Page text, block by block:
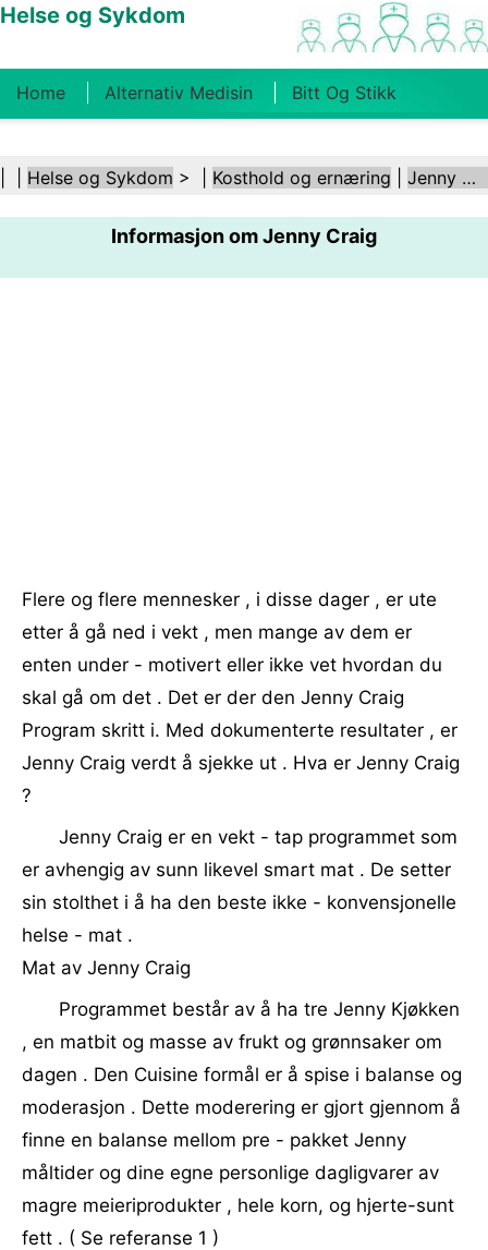
Helse og Sykdom
Home Alternativ Medisin Bitt Og Stikk
Kosthold Og Ernæring Familiehelse
Helsebransjen Psykisk Helse Folkehelse Og
Sikkerhet Kirurgi Og Prosedyrer Helse
Helse og Sykdom > | Kosthold og ernæring Jenny Craig
Informasjon om Jenny Craig
Flere og flere mennesker , i disse dager , er ute
etter å gå ned i vekt , men mange av dem er
enten under - motivert eller ikke vet hvordan du
skal gå om det . Det er der den Jenny Craig
Program skritt i. Med dokumenterte resultater , er
Jenny Craig verdt å sjekke ut . Hva er Jenny Craig
?
Jenny Craig er en vekt - tap programmet som
er avhengig av sunn likevel smart mat . De setter
sin stolthet i å ha den beste ikke - konvensjonelle
helse - mat .
Mat av Jenny Craig
Programmet består av å ha tre Jenny Kjøkken
, en matbit og masse av frukt og grønnsaker om
dagen . Den Cuisine formål er å spise i balanse og
moderasjon . Dette moderering er gjort gjennom å
finne en balanse mellom pre - pakket Jenny
måltider og dine egne personlige dagligvarer av
magre meieriprodukter , hele korn, og hjerte-sunt
fett . ( Se referanse 1 )